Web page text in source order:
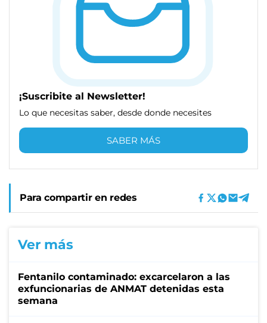
¡Suscribite al Newsletter!
Lo que necesitas saber, desde donde necesites
SABER MÁS
Para compartir en redes
Ver más
Fentanilo contaminado: excarcelaron a las
exfuncionarias de ANMAT detenidas esta
semana